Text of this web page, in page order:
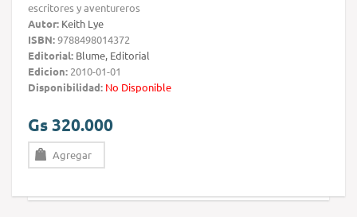
escritores y aventureros
Autor: Keith Lye
ISBN:9788498014372
Editorial: Blume, Editorial
Edicion: 2010-01-01
Disponibilidad: No Disponible
Gs 320.000
Agregar